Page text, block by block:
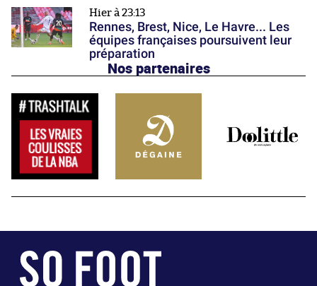
Hier à 23:13
Rennes, Brest, Nice, Le Havre... Les
équipes françaises poursuivent leur
préparation
Nos partenaires